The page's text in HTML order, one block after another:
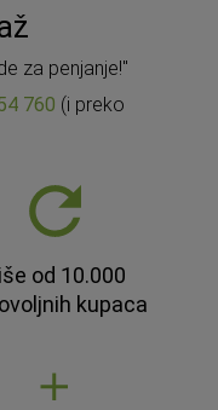
za penjanje!"
760 (i preko
od 10.000
kupaca